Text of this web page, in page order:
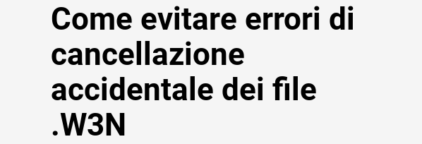
Come evitare errori di
cancellazione
accidentale dei file
.W3N